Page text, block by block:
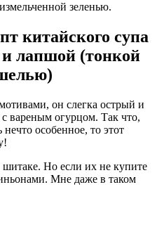
зеленью.
китайского супа
лапшой (тонкой
он слегка острый и
вареным огурцом. Так что,
нечто особенное, то этот
Но если их не купите
Мне даже в таком